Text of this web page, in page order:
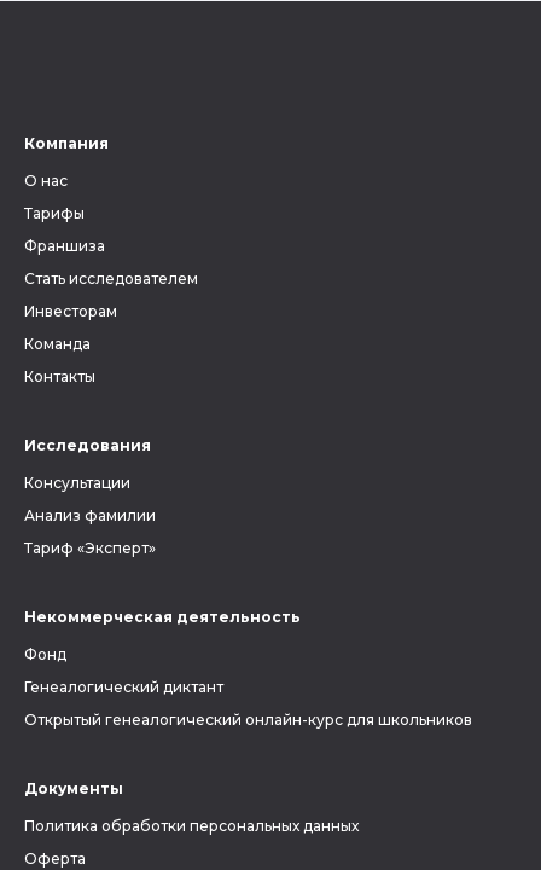
Компания
О нас
Тарифы
Франшиза
Стать исследователем
Инвесторам
Команда
Контакты
Исследования
Консультации
Анализ фамилии
Тариф «Эксперт»
Некоммерческая деятельность
Фонд
Генеалогический диктант
Открытый генеалогический онлайн-курс для школьников
Документы
Политика обработки персональных данных
Оферта